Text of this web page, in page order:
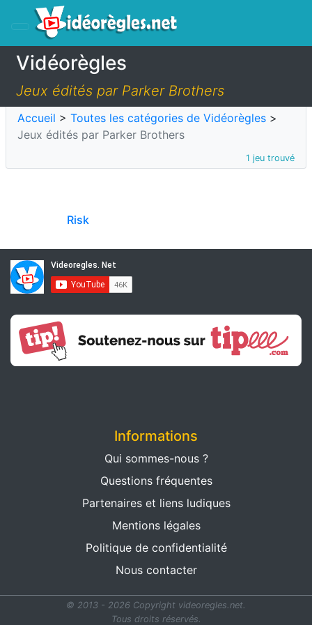
Vidéorègles
Jeux édités par Parker Brothers
Accueil > Toutes les catégories de Vidéorègles >
Jeux édités par Parker Brothers
1 jeu trouvé
Risk
Informations
Qui sommes-nous ?
Questions fréquentes
Partenaires et liens ludiques
Mentions légales
Politique de confidentialité
Nous contacter
© 2013 - 2026 Copyright videoregles.net.
Tous droits réservés.